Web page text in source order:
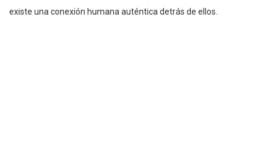
existe una conexión humana auténtica detrás de ellos.